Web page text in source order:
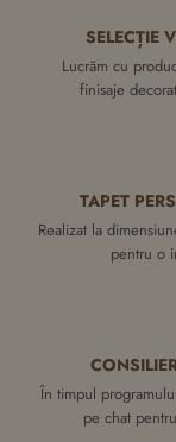
SELECȚIE
Lucrăm cu
finisaje
TAPET
Realizat la
pentru o
În timpul
pe chat